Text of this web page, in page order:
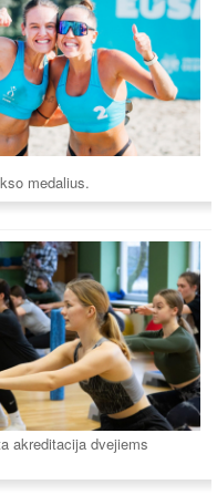
medalius.
akreditacija dvejiems